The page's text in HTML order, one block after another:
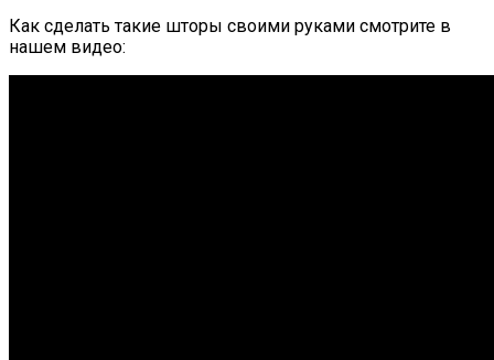
Как сделать такие шторы своими руками смотрите в
нашем видео: